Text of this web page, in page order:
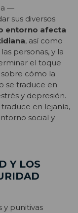
—
sus diversos
entorno afecta
, así como
personas, y la
el toque
cómo la
se traduce en
y depresión.
en lejanía,
social y
Y LOS
y punitivas